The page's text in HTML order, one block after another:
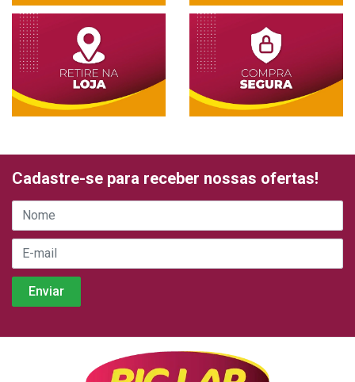
Cadastre-se para receber nossas ofertas!